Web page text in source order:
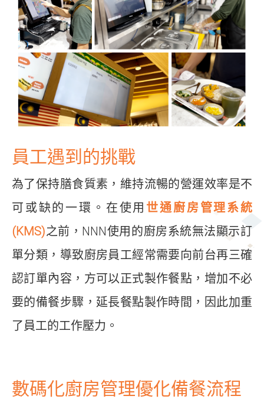
員工遇到的挑戰
為了保持膳食質素，維持流暢的營運效率是不
可或缺的一環。在使用 世通廚房管理系統
(KMS)之前，NNN使用的廚房系統無法顯示訂
單分類，導致廚房員工經常需要向前台再三確
認訂單內容，方可以正式製作餐點，增加不必
要的備餐步驟，延長餐點製作時間，因此加重
了員工的工作壓力。
數碼化廚房管理優化備餐流程